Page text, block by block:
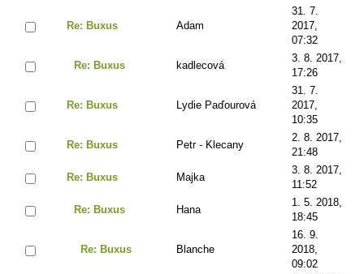
Re: Buxus Adam
31. 7.
2017,
07:32
Re: Buxus kadlecová
3. 8. 2017,
17:26
Re: Buxus Lydie Paďourová
31. 7.
2017,
10:35
Re: Buxus Petr - Klecany
2. 8. 2017,
21:48
Re: Buxus Majka
3. 8. 2017,
11:52
Re: Buxus Hana
1. 5. 2018,
18:45
Re: Buxus Blanche
16. 9.
2018,
09:02